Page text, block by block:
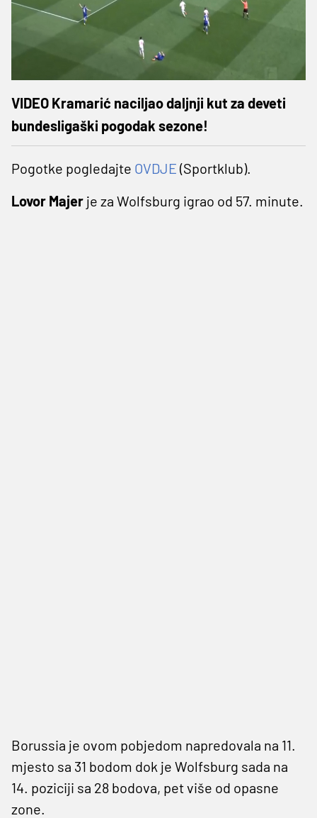
VIDEO Kramarić naciljao daljnji kut za deveti
bundesligaški pogodak sezone!
Pogotke pogledajte OVDJE (Sportklub).
Lovor Majer je za Wolfsburg igrao od 57. minute.
Borussia je ovom pobjedom napredovala na 11.
mjesto sa 31 bodom dok je Wolfsburg sada na
14. poziciji sa 28 bodova, pet više od opasne
zone.